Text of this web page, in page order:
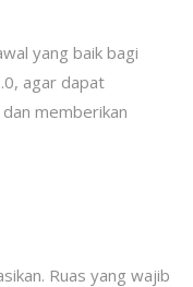
yang baik bagi
agar dapat
memberikan
Ruas yang wajib